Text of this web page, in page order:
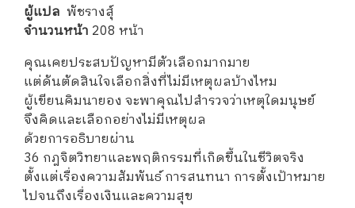
ผู้แปล พัชรางสุ์
จำนวนหน้า 208 หน้า
คุณเคยประสบปัญหามีตัวเลือกมากมาย
แต่ดันตัดสินใจเลือกสิ่งที่ไม่มีเหตุผลบ้างไหม
ผู้เขียนคิมนายอง จะพาคุณไปสำรวจว่าเหตุใดมนุษย์
จึงคิดและเลือกอย่างไม่มีเหตุผล
ด้วยการอธิบายผ่าน
36 กฎจิตวิทยาและพฤติกรรมที่เกิดขึ้นในชีวิตจริง
ตั้งแต่เรื่องความสัมพันธ์ การสนทนา การตั้งเป้าหมาย
ไปจนถึงเรื่องเงินและความสุข